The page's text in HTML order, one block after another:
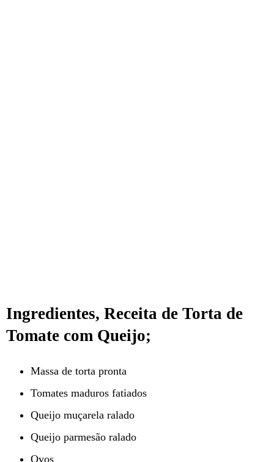
Ingredientes, Receita de Torta de
Tomate com Queijo;
Massa de torta pronta
Tomates maduros fatiados
Queijo muçarela ralado
Queijo parmesão ralado
Ovos